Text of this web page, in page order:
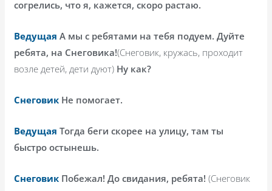
согрелись, что я, кажется, скоро растаю.
ВедущаяА мы с ребятами на тебя подуем. Дуйте
ребята, на Снеговика!(Снеговик, кружась, проходит
возле детей, дети дуют) Ну как?
Снеговик Не помогает.
Ведущая Тогда беги скорее на улицу, там ты
быстро остынешь.
Снеговик Побежал! До свидания, ребята!(Снеговик